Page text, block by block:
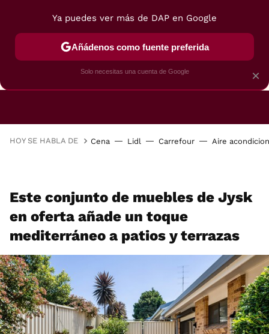
FREIDORAS DE AIRE GUÍAS DE
HOY SE HABLA DE Cena Lidl Carrefour Aire
Este conjunto de muebles de Jysk
en oferta añade un toque
mediterráneo a patios y terrazas
×
Ya puedes ver más de DAP en Google
Añádenos como fuente preferida
Solo necesitas una cuenta de Google